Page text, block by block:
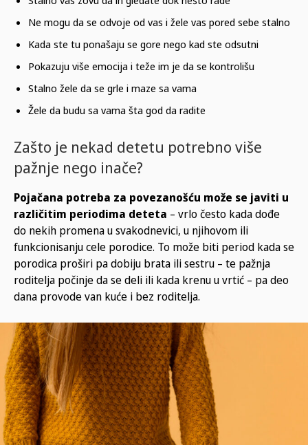
Ne mogu da se odvoje od vas i žele vas pored sebe stalno
Kada ste tu ponašaju se gore nego kad ste odsutni
Pokazuju više emocija i teže im je da se kontrolišu
Stalno žele da se grle i maze sa vama
Žele da budu sa vama šta god da radite
Zašto je nekad detetu potrebno više
pažnje nego inače?
Pojačana potreba za povezanošću može se javiti u
različitim periodima deteta – vrlo često kada dođe
do nekih promena u svakodnevici, u njihovom ili
funkcionisanju cele porodice. To može biti period kada se
porodica proširi pa dobiju brata ili sestru – te pažnja
roditelja počinje da se deli ili kada krenu u vrtić – pa deo
dana provode van kuće i bez roditelja.